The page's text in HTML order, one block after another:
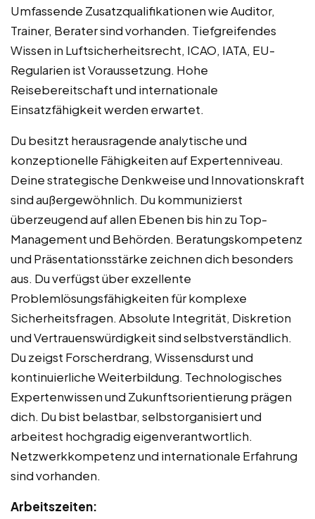
Umfassende Zusatzqualifikationen wie Auditor,
Trainer, Berater sind vorhanden. Tiefgreifendes
Wissen in Luftsicherheitsrecht, ICAO, IATA, EU-
Regularien ist Voraussetzung. Hohe
Reisebereitschaft und internationale
Einsatzfähigkeit werden erwartet.
Du besitzt herausragende analytische und
konzeptionelle Fähigkeiten auf Expertenniveau.
Deine strategische Denkweise und Innovationskraft
sind außergewöhnlich. Du kommunizierst
überzeugend auf allen Ebenen bis hin zu Top-
Management und Behörden. Beratungskompetenz
und Präsentationsstärke zeichnen dich besonders
aus. Du verfügst über exzellente
Problemlösungsfähigkeiten für komplexe
Sicherheitsfragen. Absolute Integrität, Diskretion
und Vertrauenswürdigkeit sind selbstverständlich.
Du zeigst Forscherdrang, Wissensdurst und
kontinuierliche Weiterbildung. Technologisches
Expertenwissen und Zukunftsorientierung prägen
dich. Du bist belastbar, selbstorganisiert und
arbeitest hochgradig eigenverantwortlich.
Netzwerkkompetenz und internationale Erfahrung
sind vorhanden.
Arbeitszeiten: